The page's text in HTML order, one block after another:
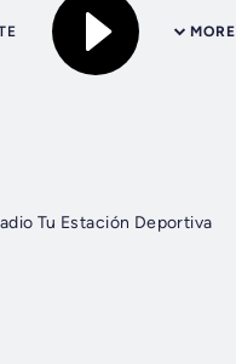
MORE
Tu Estación Deportiva